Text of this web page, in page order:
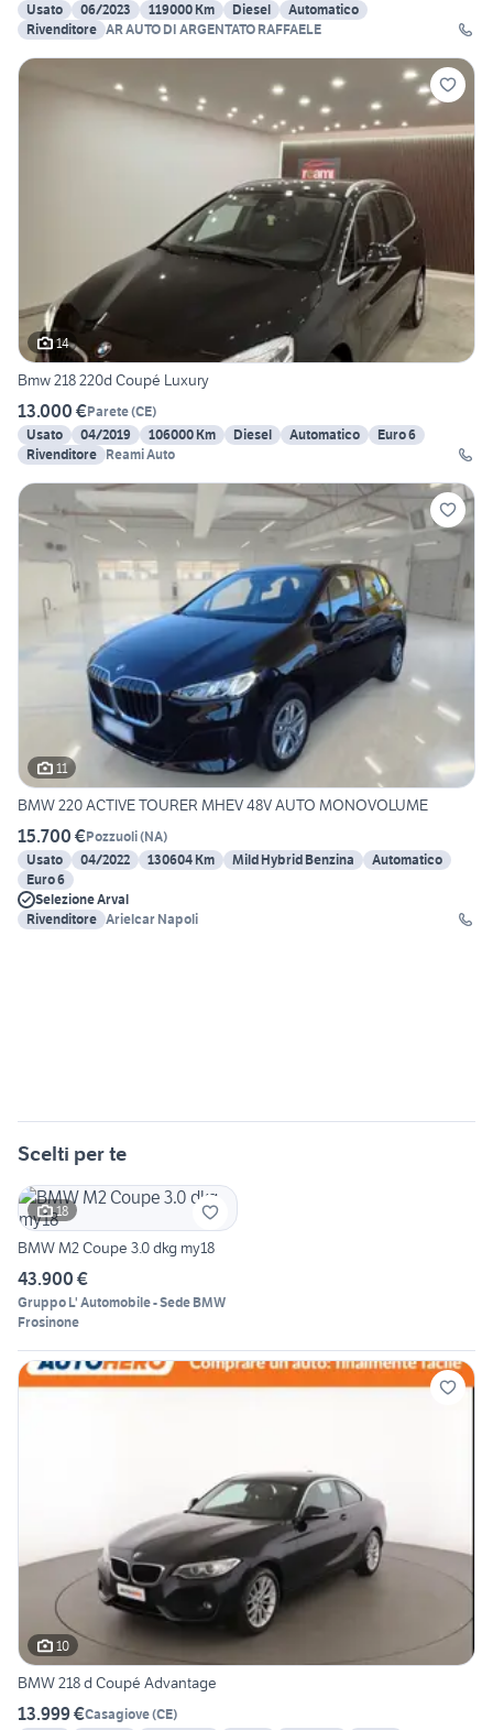
Usato
06/2023 119000 Km Diesel
Automatico
Rivenditore AR AUTO DI ARGENTATO RAFFAELE
14
Bmw 218 220d Coupé Luxury
13.000 €Parete(CE)
Usato
04/2019 106000 Km Diesel Automatico
Euro 6
Rivenditore Reami Auto
11
BMW 220 ACTIVE TOURER MHEV 48V AUTO MONOVOLUME
15.700 €Pozzuoli(NA)
Usato
04/2022 130604 Km Mild Hybrid Benzina
Automatico
Euro 6
Selezione Arval
Rivenditore Arielcar Napoli
Scelti per te
18
BMW M2 Coupe 3.0 dkg my18
43.900 €
Gruppo L' Automobile - Sede BMW
Frosinone
10
BMW 218 d Coupé Advantage
13.999 €Casagiove(CE)